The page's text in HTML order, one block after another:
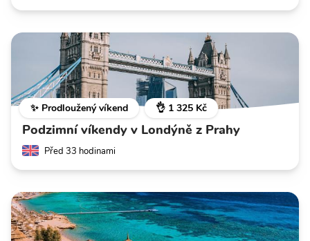
✨ Prodloužený víkend 👌 1 325 Kč
Podzimní víkendy v Londýně z Prahy
Před 33 hodinami